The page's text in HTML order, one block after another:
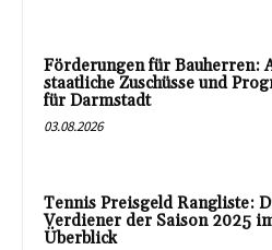
Förderungen für Bauherren:
staatliche Zuschüsse und
für Darmstadt
03.08.2026
Tennis Preisgeld Rangliste:
Verdiener der Saison 2025
Überblick